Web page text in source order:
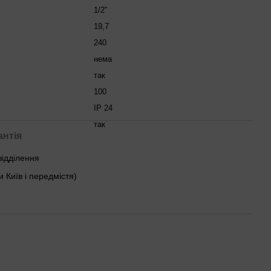
1/2"
19,7
240
нема
так
100
IP 24
так
Київ і передмістя)